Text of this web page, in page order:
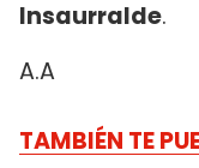
Insaurralde.
A.A
TAMBIÉN TE